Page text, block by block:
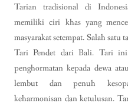
Tarian tradisional di
memiliki ciri khas yang
masyarakat setempat. Salah satu
Tari Pendet dari Bali. Tari ini
penghormatan kepada dewa
lembut dan penuh
keharmonisan dan ketulusan.